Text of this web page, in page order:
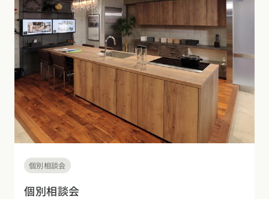
個別相談会
個別相談会